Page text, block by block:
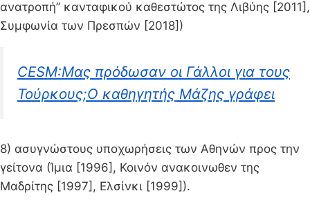
ανατροπή” κανταφικού καθεστώτος της Λιβύης [2011],
Συμφωνία των Πρεσπών [2018])
CESM:Μας πρόδωσαν οι Γάλλοι για τους
Τούρκους;O καθηγητής Μάζης γράφει
8) ασυγνώστους υποχωρήσεις των Αθηνών προς την
γείτονα (Ίμια [1996], Κοινόν ανακοινωθεν της
Μαδρίτης [1997], Ελσίνκι [1999]).